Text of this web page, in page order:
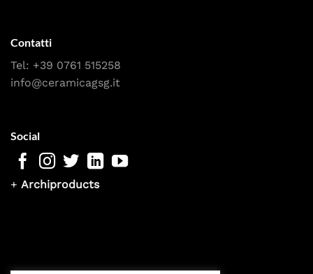
Contatti
Tel: +39 0761 515258
info@ceramicagsg.it
Social
+ Archiproducts